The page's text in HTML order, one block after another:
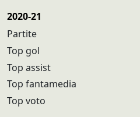
2020-21
Partite
Top gol
Top assist
Top fantamedia
Top voto